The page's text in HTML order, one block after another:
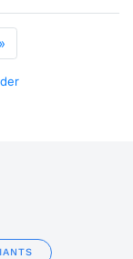
»